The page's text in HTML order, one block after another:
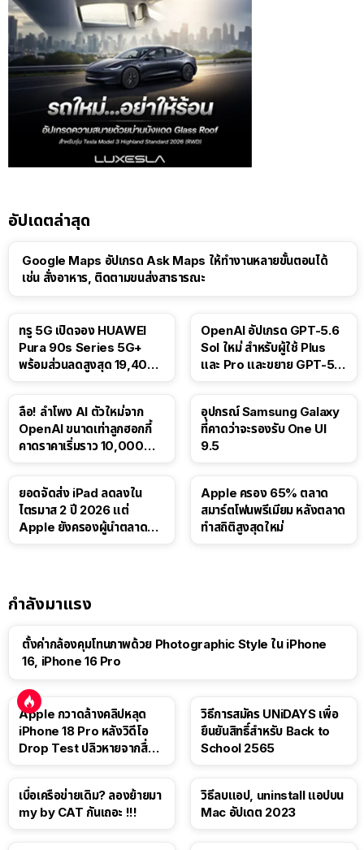
อัปเดตล่าสุด
Google Maps อัปเกรด Ask Maps ให้ทำงานหลายขั้นตอนได้
เช่น สั่งอาหาร, ติดตามขนส่งสาธารณะ
ทรู 5G เปิดจอง HUAWEI
Pura 90s Series 5G+
พร้อมส่วนลดสูงสุด 19,400
OpenAI อัปเกรด GPT-5.6
Sol ใหม่ สำหรับผู้ใช้ Plus
และ Pro และขยาย GPT-5.6
ลือ! ลำโพง AI ตัวใหม่จาก
OpenAI ขนาดเท่าลูกฮอกกี้
คาดราคาเริ่มราว 10,000
อุปกรณ์ Samsung Galaxy
ที่คาดว่าจะรองรับ One UI
9.5
ยอดจัดส่ง iPad ลดลงใน
ไตรมาส 2 ปี 2026 แต่
Apple ยังครองผู้นำตลาด
Apple ครอง 65% ตลาด
สมาร์ตโฟนพรีเมียม หลังตลาด
ทำสถิติสูงสุดใหม่
กำลังมาแรง
ตั้งค่ากล้องคุมโทนภาพด้วย Photographic Style ใน iPhone
16, iPhone 16 Pro
Apple กวาดล้างคลิปหลุด
iPhone 18 Pro หลังวิดีโอ
Drop Test ปลิวหายจากสื่อ
วิธีการสมัคร UNiDAYS เพื่อ
ยืนยันสิทธิ์สำหรับ Back to
School 2565
เบื่อเครือข่ายเดิม? ลองย้ายมา
my by CAT กันเถอะ !!!
วิธีลบแอป, uninstall แอปบน
Mac อัปเดต 2023